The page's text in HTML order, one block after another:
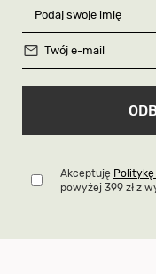
Akceptuję
powyżej 399 zł z